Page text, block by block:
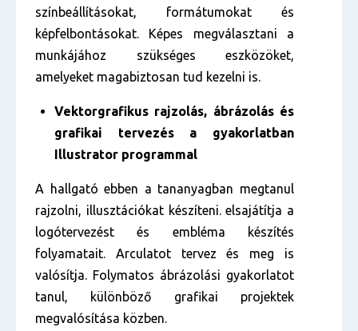
színbeállításokat, formátumokat és
képfelbontásokat. Képes megválasztani a
munkájához szükséges eszközöket,
amelyeket magabiztosan tud kezelni is.
Vektorgrafikus rajzolás, ábrázolás és
grafikai tervezés a gyakorlatban
Illustrator programmal
A hallgató ebben a tananyagban megtanul
rajzolni, illusztációkat készíteni. elsajátítja a
logótervezést és embléma készítés
folyamatait. Arculatot tervez és meg is
valósítja. Folymatos ábrázolási gyakorlatot
tanul, különböző grafikai projektek
megvalósítása közben.